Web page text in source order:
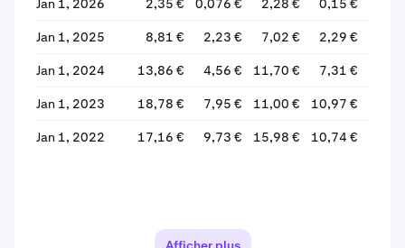
Jan 1, 2026
2,35 € 0,076 € 2,28 € 0,15 €
Jan 1, 2025 8,81 € 2,23 € 7,02 € 2,29 €
Jan 1, 2024 13,86 € 4,56 € 11,70 € 7,31 €
Jan 1, 2023 18,78 € 7,95 € 11,00 € 10,97 €
Jan 1, 2022 17,16 € 9,73 € 15,98 € 10,74 €